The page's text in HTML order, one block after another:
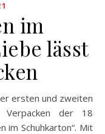
im
lässt
der 18
im Schuhkarton“. Mit